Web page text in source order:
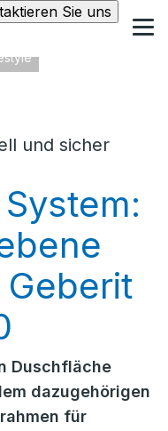
Sie uns
und sicher
Duschfläche
dazugehörigen
für